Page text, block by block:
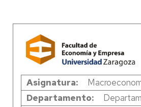
Asignatura
Departamento